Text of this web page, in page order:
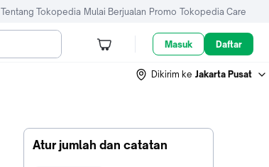
Tentang Tokopedia Mulai Berjualan Promo Tokopedia Care
Masuk Daftar
Dikirim ke Jakarta Pusat
Atur jumlah dan catatan